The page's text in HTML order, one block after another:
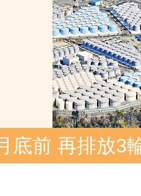
底前 再排放3